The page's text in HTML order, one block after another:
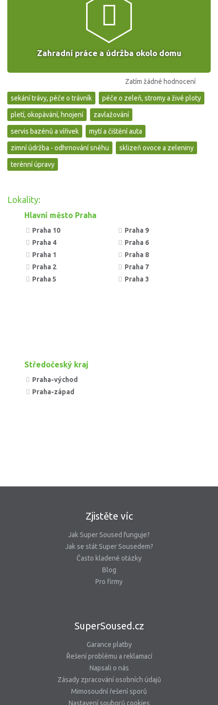
Zahradní práce a údržba okolo domu
Zatím žádné hodnocení
sekání trávy, péče o trávník péče o zeleň, stromy a živé ploty
pletí, okopávání, hnojení zavlažování
servis bazénů a vířivek mytí a čištění auta
zimní údržba - odhrnování sněhu sklizeň ovoce a zeleniny
terénní úpravy
Lokality:
Hlavní město Praha
Praha 10
Praha 4
Praha 1
Praha 2
Praha 5
Praha 9
Praha 6
Praha 8
Praha 7
Praha 3
Středočeský kraj
Praha-východ
Praha-západ
Zjistěte víc
Jak Super Soused funguje?
Jak se stát Super Sousedem?
Často kladené otázky
Blog
Pro firmy
SuperSoused.cz
Garance platby
Řešení problému a reklamací
Napsali o nás
Zásady zpracování osobních údajů
Mimosoudní řešení sporů
Nastavení souborů cookies